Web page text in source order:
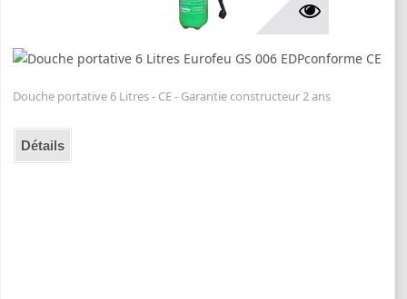
Douche portative 6 Litres - CE - Garantie constructeur 2 ans
Détails